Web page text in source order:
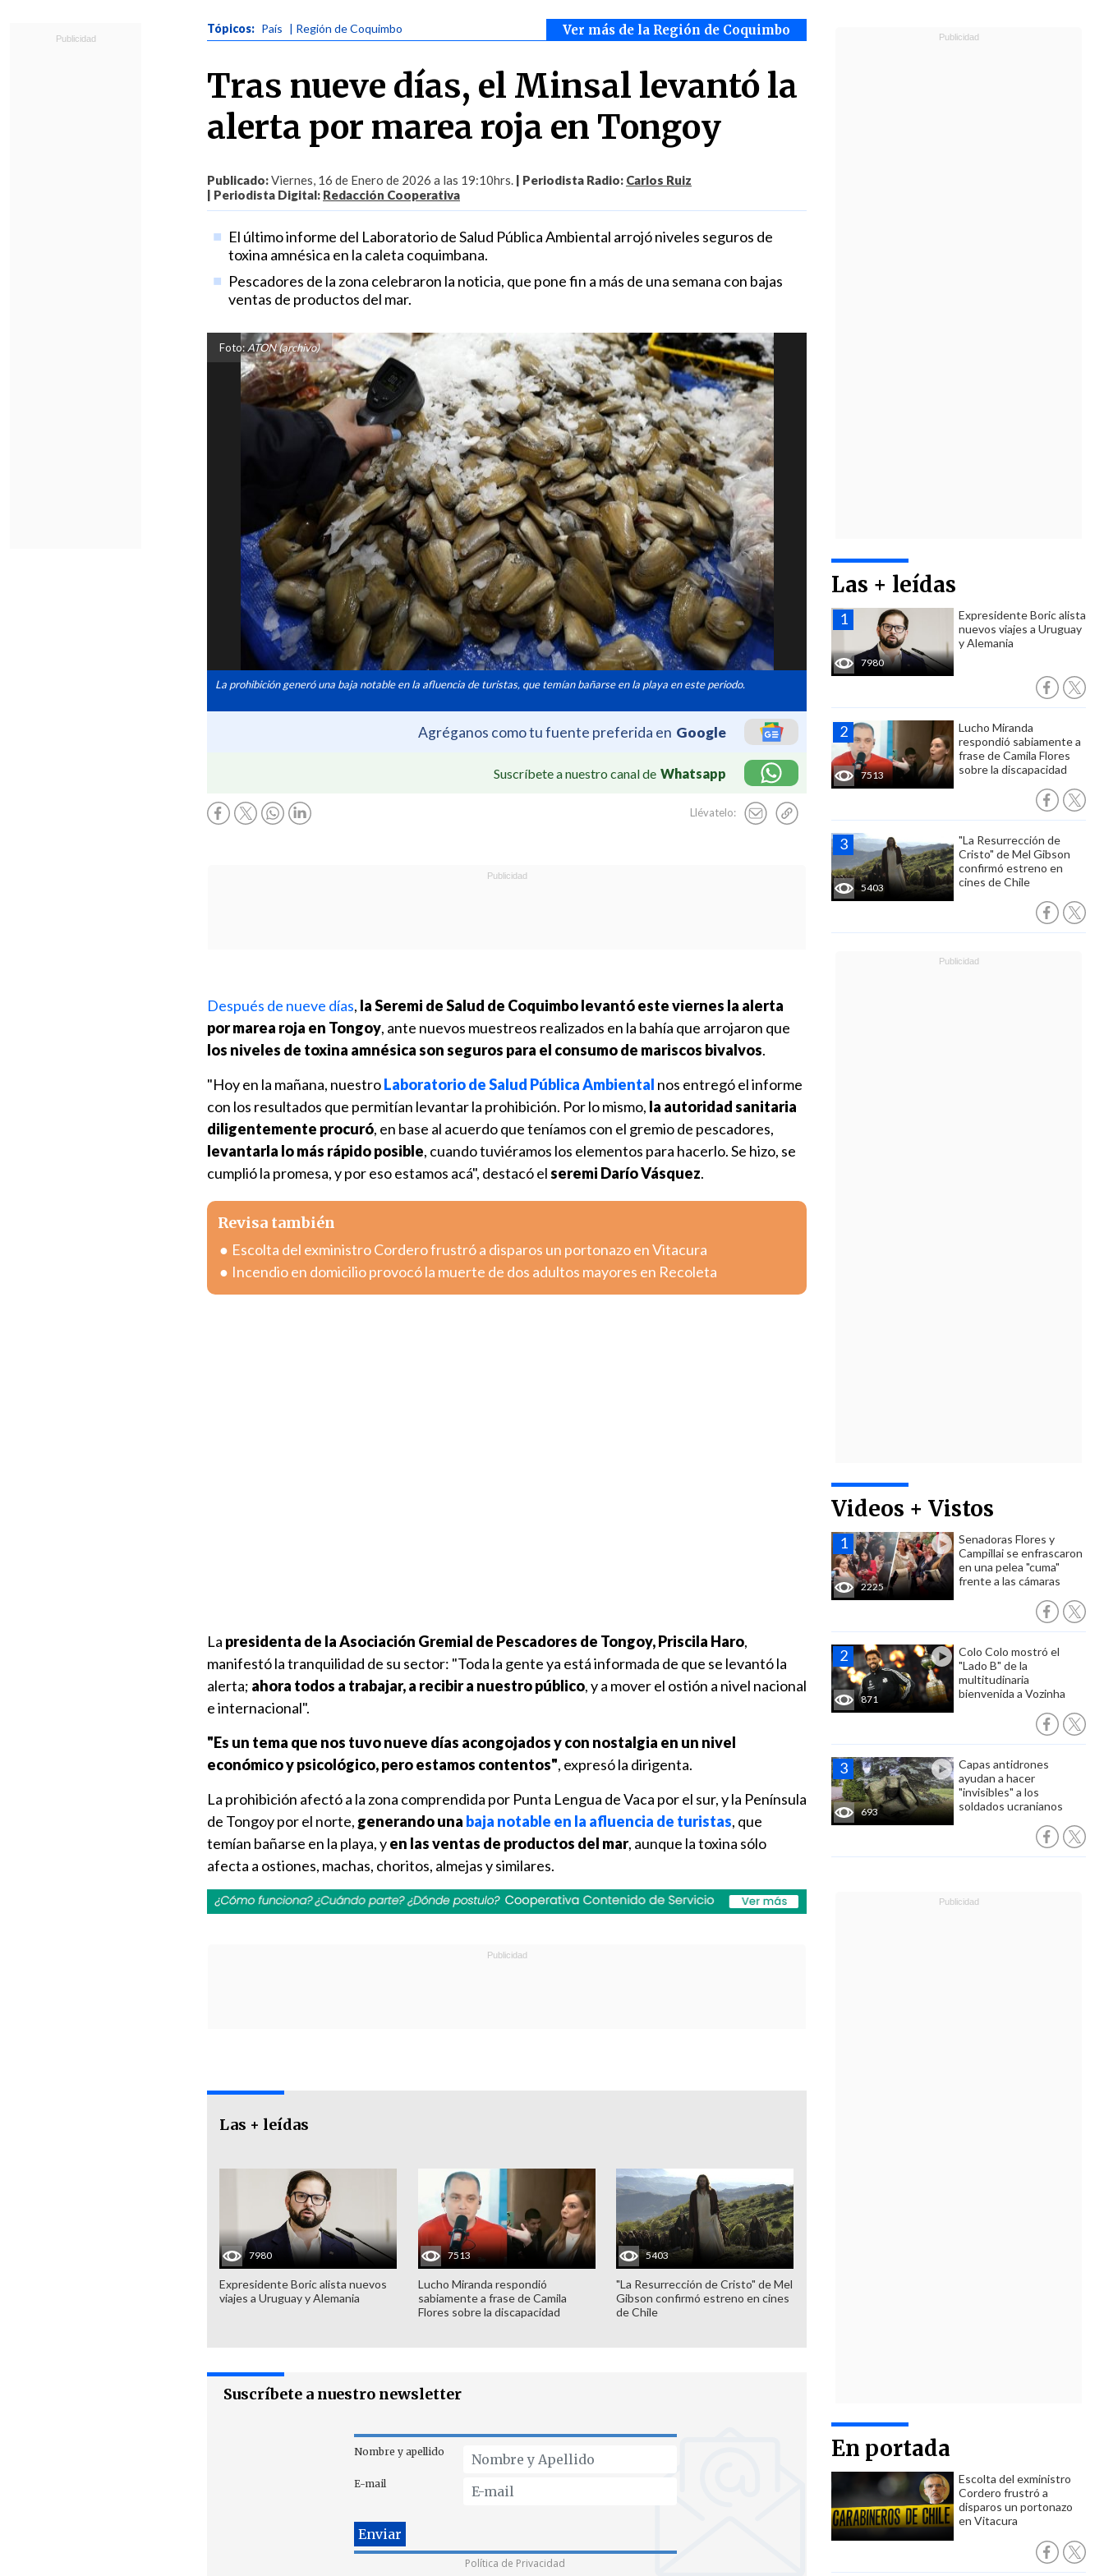
Ver más de la Región de Coquimbo
Tópicos: País | Región de Coquimbo
Tras nueve días, el Minsal levantó la
alerta por marea roja en Tongoy
Publicado:Viernes, 16 de Enero de 2026 a las 19:10hrs. | Periodista Radio: Carlos Ruiz
| Periodista Digital: Redacción Cooperativa
El último informe del Laboratorio de Salud Pública Ambiental arrojó niveles seguros de
toxina amnésica en la caleta coquimbana.
Pescadores de la zona celebraron la noticia, que pone fin a más de una semana con bajas
ventas de productos del mar.
Foto:ATON (archivo)
La prohibición generó una baja notable en la afluencia de turistas, que temían bañarse en la playa en este periodo.
Agréganos como tu fuente preferida en Google
Suscríbete a nuestro canal de Whatsapp
Llévatelo:
Las + leídas
7980
Expresidente Boric alista
nuevos viajes a Uruguay
y Alemania
7513
Lucho Miranda
respondió sabiamente a
frase de Camila Flores
sobre la discapacidad
5403
"La Resurrección de
Cristo" de Mel Gibson
confirmó estreno en
cines de Chile
Videos + Vistos
2225
Senadoras Flores y
Campillai se enfrascaron
en una pelea "cuma"
frente a las cámaras
871
Colo Colo mostró el
"Lado B" de la
multitudinaria
bienvenida a Vozinha
693
Capas antidrones
ayudan a hacer
"invisibles" a los
soldados ucranianos
En portada
Escolta del exministro
Cordero frustró a
disparos un portonazo
en Vitacura
Después de nueve días, la Seremi de Salud de Coquimbo levantó este viernes la alerta
por marea roja en Tongoy, ante nuevos muestreos realizados en la bahía que arrojaron que
los niveles de toxina amnésica son seguros para el consumo de mariscos bivalvos.
"Hoy en la mañana, nuestroLaboratorio de Salud Pública Ambiental nos entregó el informe
con los resultados que permitían levantar la prohibición. Por lo mismo, la autoridad sanitaria
diligentemente procuró, en base al acuerdo que teníamos con el gremio de pescadores,
levantarla lo más rápido posible, cuando tuviéramos los elementos para hacerlo. Se hizo, se
cumplió la promesa, y por eso estamos acá", destacó elseremi Darío Vásquez.
Revisa también
Escolta del exministro Cordero frustró a disparos un portonazo en Vitacura
Incendio en domicilio provocó la muerte de dos adultos mayores en Recoleta
La presidenta de la Asociación Gremial de Pescadores de Tongoy, Priscila Haro,
manifestó la tranquilidad de su sector: "Toda la gente ya está informada de que se levantó la
alerta; ahora todos a trabajar, a recibir a nuestro público, y a mover el ostión a nivel nacional
e internacional".
"Es un tema que nos tuvo nueve días acongojados y con nostalgia en un nivel
económico y psicológico, pero estamos contentos", expresó la dirigenta.
La prohibición afectó a la zona comprendida por Punta Lengua de Vaca por el sur, y la Península
de Tongoy por el norte, generando una baja notable en la afluencia de turistas, que
temían bañarse en la playa, yen las ventas de productos del mar, aunque la toxina sólo
afecta a ostiones, machas, choritos, almejas y similares.
Las + leídas
7980
Expresidente Boric alista nuevos
viajes a Uruguay y Alemania
7513
Lucho Miranda respondió
sabiamente a frase de Camila
Flores sobre la discapacidad
5403
"La Resurrección de Cristo" de Mel
Gibson confirmó estreno en cines
de Chile
Suscríbete a nuestro newsletter
Nombre y apellido
E-mail
Política de Privacidad